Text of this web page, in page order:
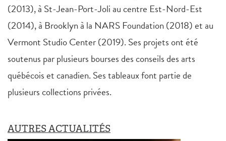
(2013), à St-Jean-Port-Joli au centre Est-Nord-Est
(2014), à Brooklyn à la NARS Foundation (2018) et au
Vermont Studio Center (2019). Ses projets ont été
soutenus par plusieurs bourses des conseils des arts
québécois et canadien. Ses tableaux font partie de
plusieurs collections privées.
AUTRES ACTUALITÉS